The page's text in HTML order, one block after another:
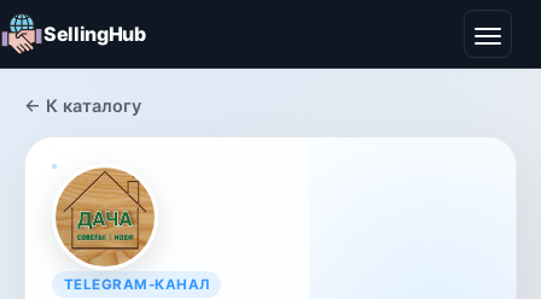
SellingHub
← К каталогу
TELEGRAM-КАНАЛ